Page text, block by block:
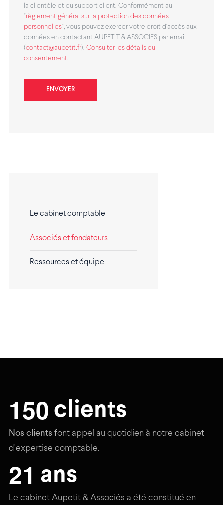
la clientèle et du support client. Conformément au
"règlement général sur la protection des données
personnelles", vous pouvez exercer votre droit d'accès aux
données en contactant AUPETIT & ASSOCIES par email
(contact@aupetit.fr). Consulter les détails du
consentement.
Le cabinet comptable
Associés et fondateurs
Ressources et équipe
150 clients
Nos clients font appel au quotidien à notre cabinet
d'expertise comptable.
21 ans
Le cabinet Aupetit & Associés a été constitué en